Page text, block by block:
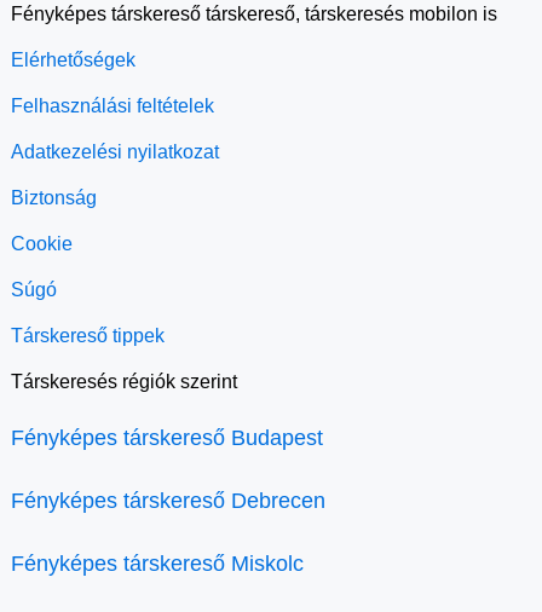
Fényképes társkereső társkereső, társkeresés mobilon is
Elérhetőségek
Felhasználási feltételek
Adatkezelési nyilatkozat
Biztonság
Cookie
Súgó
Társkereső tippek
Társkeresés régiók szerint
Fényképes társkereső Budapest
Fényképes társkereső Debrecen
Fényképes társkereső Miskolc